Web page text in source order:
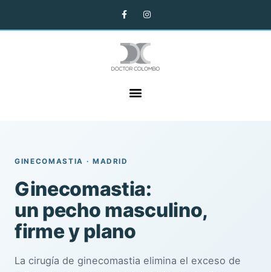
GINECOMASTIA · MADRID
Ginecomastia:
un pecho masculino,
firme y plano
La cirugía de ginecomastia elimina el exceso de